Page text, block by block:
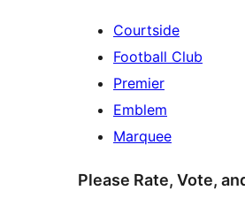
Courtside
Football Club
Premier
Emblem
Marquee
Please Rate, Vote,